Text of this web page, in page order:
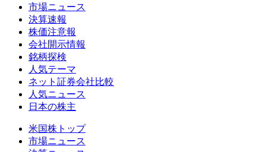
市場ニュース
決算速報
株価注意報
会社開示情報
銘柄探検
人気テーマ
ネット証券会社比較
人気ニュース
日本の株主
米国株トップ
市場ニュース